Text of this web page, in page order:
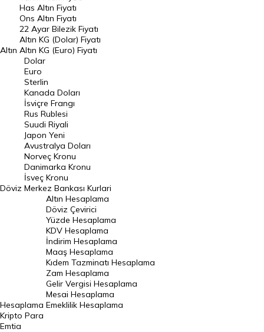
Döviz Kuru
Dolar Kuru
Euro Kuru
Pound Kuru
Frank Kuru
Riyal Kuru
Avustralya Doları
Danimarka Kronu Kuru
Kanada Doları Kuru
Norveç Kronu Kuru
İsveç Kronu Kuru
Japon Yeni Kuru
Serbest Piyasa Döviz Kurları
Merkez Bankası Döviz Kurları
Altın Fiyatları
Gram Altın Fiyatı
Altın
Has Altın Fiyatı
Ons Altın Fiyatı
22 Ayar Bilezik Fiyatı
Altın KG (Dolar) Fiyatı
Altın KG (Euro) Fiyatı
Döviz
Dolar
Euro
Sterlin
Kanada Doları
İsviçre Frangı
Rus Rublesi
Suudi Riyali
Japon Yeni
Avustralya Doları
Norveç Kronu
Danimarka Kronu
İsveç Kronu
Merkez Bankası Kurlari
Hesaplama
Altın Hesaplama
Döviz Çevirici
Yüzde Hesaplama
KDV Hesaplama
İndirim Hesaplama
Maaş Hesaplama
Kıdem Tazminatı Hesaplama
Zam Hesaplama
Gelir Vergisi Hesaplama
Mesai Hesaplama
Emeklilik Hesaplama
Kripto Para
Emtia